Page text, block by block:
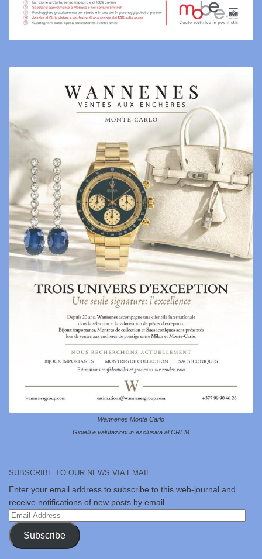
Wannenes Monte Carlo
Gioielli e valutazioni in esclusiva al CREM
SUBSCRIBE TO OUR NEWS VIA EMAIL
Enter your email address to subscribe to this web-journal and
receive notifications of new posts by email.
Email
Address
Subscribe